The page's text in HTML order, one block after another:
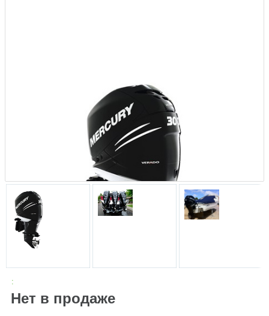
:
Нет в продаже